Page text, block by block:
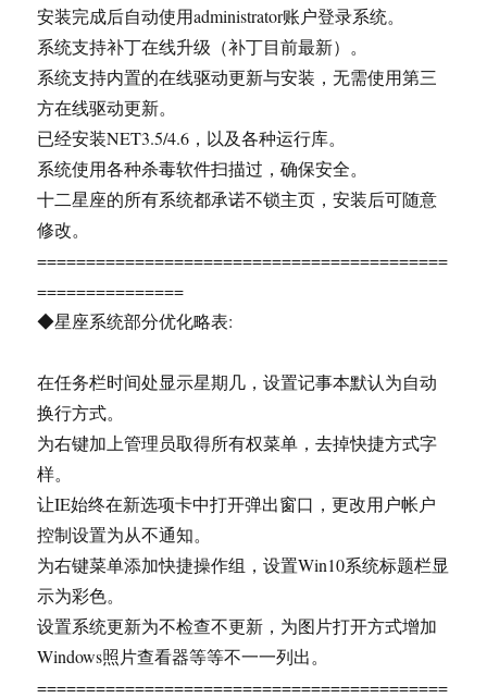
安装完成后自动使用administrator账户登录系统。
系统支持补丁在线升级（补丁目前最新）。
系统支持内置的在线驱动更新与安装，无需使用第三
方在线驱动更新。
已经安装NET3.5/4.6，以及各种运行库。
系统使用各种杀毒软件扫描过，确保安全。
十二星座的所有系统都承诺不锁主页，安装后可随意
修改。
==========================================
===============
◆星座系统部分优化略表:
在任务栏时间处显示星期几，设置记事本默认为自动
换行方式。
为右键加上管理员取得所有权菜单，去掉快捷方式字
样。
让IE始终在新选项卡中打开弹出窗口，更改用户帐户
控制设置为从不通知。
为右键菜单添加快捷操作组，设置Win10系统标题栏显
示为彩色。
设置系统更新为不检查不更新，为图片打开方式增加
Windows照片查看器等等不一一列出。
==========================================